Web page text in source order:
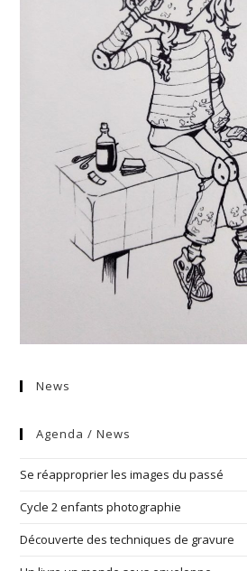
News
Agenda / News
Se réapproprier les images du passé
Cycle 2 enfants photographie
Découverte des techniques de gravure